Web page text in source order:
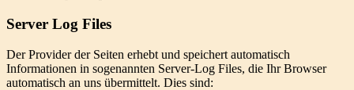
Server Log Files
Der Provider der Seiten erhebt und speichert automatisch
Informationen in sogenannten Server-Log Files, die Ihr Browser
automatisch an uns übermittelt. Dies sind: